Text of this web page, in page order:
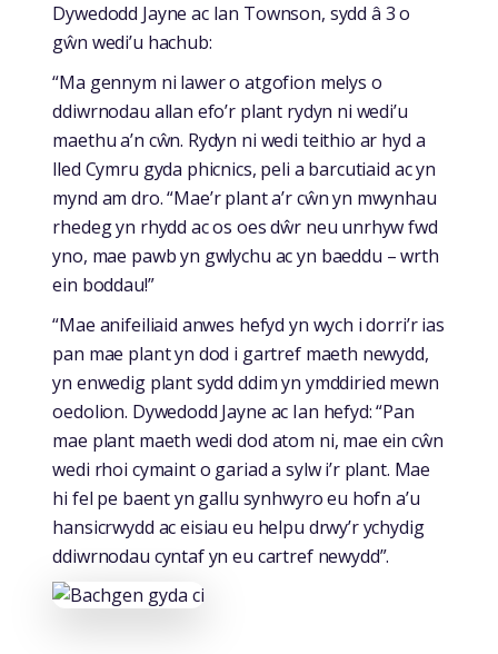
Dywedodd Jayne ac Ian Townson, sydd â 3 o
gŵn wedi’u hachub:
“Ma gennym ni lawer o atgofion melys o
ddiwrnodau allan efo’r plant rydyn ni wedi’u
maethu a’n cŵn. Rydyn ni wedi teithio ar hyd a
lled Cymru gyda phicnics, peli a barcutiaid ac yn
mynd am dro. “Mae’r plant a’r cŵn yn mwynhau
rhedeg yn rhydd ac os oes dŵr neu unrhyw fwd
yno, mae pawb yn gwlychu ac yn baeddu – wrth
ein boddau!”
“Mae anifeiliaid anwes hefyd yn wych i dorri’r ias
pan mae plant yn dod i gartref maeth newydd,
yn enwedig plant sydd ddim yn ymddiried mewn
oedolion. Dywedodd Jayne ac Ian hefyd: “Pan
mae plant maeth wedi dod atom ni, mae ein cŵn
wedi rhoi cymaint o gariad a sylw i’r plant. Mae
hi fel pe baent yn gallu synhwyro eu hofn a’u
hansicrwydd ac eisiau eu helpu drwy’r ychydig
ddiwrnodau cyntaf yn eu cartref newydd”.